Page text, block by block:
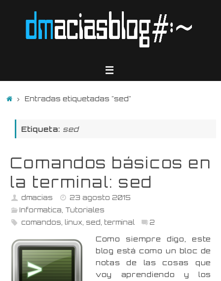
InicioEntradas etiquetadas "sed"
Etiqueta: sed
Comandos básicos en
la terminal: sed
dmacias
23 agosto 2015
Informatica Tutoriales
comandos
linux sed terminal 2
Como siempre digo, este
blog está como un bloc de
notas de las cosas que
voy aprendiendo y los